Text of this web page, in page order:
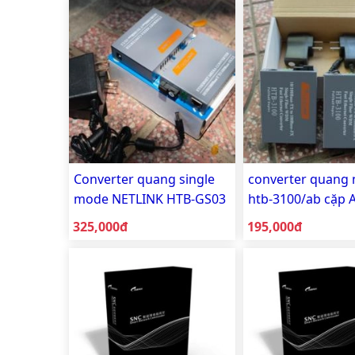
Converter quang single
mode NETLINK HTB-GS03
10/100/1000 1 Sợi
Giá bán:
325,000đ
converter quang
htb-3100/ab cặp
Giá bán:
195,000đ